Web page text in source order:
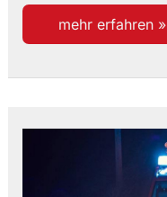
einsatz
mehr erfahren »